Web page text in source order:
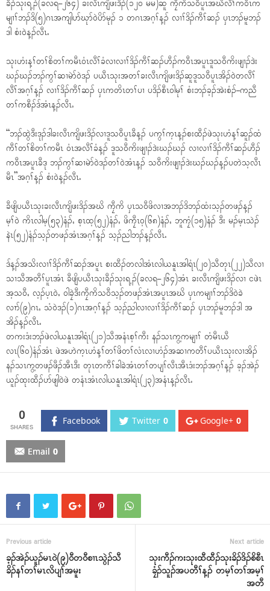
ခီၣ်သုးရ့ၣ်(ခလရ–၂၆၄) ခးလီၤကျိဖးဒိၣ်(၁၂၀ မမ)ဆူ ကၠီကိသ၀ီပူၤအဃိလီၢ်က၀ီၤက
မျၢၢ်ဘၣ်ဒိ(၅)ဂၤအကျါပာ်ဃုာ်၀ဲပိာ်မုၣ် ၁ တဂၤအဂ့ၢ်န့ၣ် လၢၢ်ဒိၣ်ကီၢ်ဆၣ် ၦၤဘၣ်မူဘၣ်
ဒါ စံး၀ဲန့ၣ်လီၤႉ
သုးဟံးန့ၢ်တၢ်စိတၢ်ကမီၤ၀ံၤလီၢ်ခံလၢလၢၢ်ဒိၣ်ကီၢ်ဆၣ်ဟီၣ်က၀ီၤအပူၤဒူသ၀ီကိးဖျၢၣ်ဒဲး
ဃၣ်ဃၣ်ဘၣ်ကွၢ်ဆၢမဲာ်၀ဲဒၣ် ပယီၤသုးအတၢ်ခးလီၤကျိဖးဒိၣ်ဆူဒူသ၀ီပူၤအိၣ်၀ဲတလီၢ်
လီၢ်အဂ့ၢ်န့ၣ် လၢၢ်ဒိၣ်ကီၢ်ဆၣ် ၦၤကတိၤတၢ်ပၢ ပဒိၣ်စီၤ၀ါမုၢ် စံးဘၣ်ခ့ၣ်အဲးစံၣ်–ကညီ
တၢ်ကစီၣ်ဒ်အံၤန့ၣ်လီၤႉ
“ဘၣ်ထွဲဒီးဒုၣ်ဒါခးလီၤကျိဖးဒိၣ်လၢဒူသ၀ီပူၤခီန့ၣ် ပကွၢ်က့ၤန့ၣ်စးထီၣ်ဖဲသုးဟံန့ၢ်ဆူၣ်ထံ
ကီၢ်တၢ်စိတၢ်ကမီၤ ၀ံၤအလီၢ်ခံန့ၣ် ဒူသ၀ီကိးဖျၢၣ်ဒဲးဃၣ်ဃၣ် လၢလၢၢ်ဒိၣ်ကီၢ်ဆၣ်ဟီၣ်
က၀ီၤအပူၤခီဒု ဘၣ်ကွၢ်ဆၢမဲာ်၀ဲဒၣ်တၢ်၀ဲအံၤန့ၣ် သ၀ီကိးဖျၢၣ်ဒဲးဃၣ်ဃၣ်န့ၣ်ပတဲသ့လီၤ
မီၤ”အဂ့ၢ်န့ၣ် စံး၀ဲန့ၣ်လီၤႉ
ခီဖျိပယီၤသုးခးလီၤကျိဖးဒိၣ်အဃိ ကၠီကိ ၦၤသ၀ီဖိလၢအဘၣ်ဒိဘၣ်ထံးသ့ၣ်တဖၣ်န့ၣ်
မ့ၢ်၀ဲ ကိၤလါမ့(၅၃)နံၣ်ႇ စ့ၤထ့(၅၂)နံၣ်ႇ ဖိကၠီၤ၀့(၆၈)နံၣ်ႇ ဘူကၠံ(၁၅)နံၣ် ဒီး မၣ်မ့ၤသဲၣ်
နဲၤ(၅၂)နံၣ်သ့ၣ်တဖၣ်အံၤအဂ့ၢ်န့ၣ် သ့ၣ်ညါဘၣ်န့ၣ်လီၤႉ
ဒ်န့ၣ်အသိးလၢၢ်ဒိၣ်ကီၢ်ဆၣ်အပူၤ စးထီၣ်တလါအံၤလါယနူၤအါရံၤ(၂၀)သီတုၤ(၂၂)သီလၢ
သၢသီအတီၢ်ပူၤအံၤ ခီဖျိပယီၤသုးခီၣ်သုးရ့ၣ်(ခလရ–၂၆၄)အံၤ ခးလီၤကျိဖးဒိၣ်လၢ ငဖဲၤ
အ့သ၀ီႇ လ့ၣ်ပ့ၤ၀ဲႇ ၀ါခၠဲဒီးကၠီကိသ၀ီသ့ၣ်တဖၣ်အံၤအပူၤအဃိ ၦၤကမျၢၢ်ဘၣ်ဒိ၀ဲခဲ
လၢာ်(၉)ဂၤႇ သံ၀ဲဒၣ်(၁)ဂၤအဂ့ၢ်န့ၣ် သ့ၣ်ညါလၢလၢၢ်ဒိၣ်ကီၢ်ဆၣ် ၦၤဘၣ်မူဘၣ်ဒါ အ
အိၣ်န့ၣ်လီၤႉ
တကးဒံးဘၣ်ဖဲလါယနူၤအါရံၤ(၂၁)သီအနံၤစ့ၢ်ကီး နၣ်သၤကွ့ကမျၢၢ် တံမီၤယီ
လၤ(၆၀)နံၣ်အံၤ ဖဲအဟဲက့ၤဟံန့ၢ်တၢ်ဖိတၢ်လံၤလၢဟံၣ်အဆၢကတီၢ်ပယီၤသုးလၢအိၣ်
နၣ်သၤကွ့တဖၣ်ဖီၣ်အီၤဒီး တုၤတကီၢ်ခါခဲအံၤတၢ်တပျၢ်လီၤအီၤဒံးဘၣ်အဂ့ၢ်န့ၣ် ခ့ၣ်အဲၣ်
ယူၣ်ထုးထီၣ်ပာ်ဖျါ၀ဲဖဲ တနံၤအံၤလါယနူၤအါရံၤ(၂၃)အနံၤန့ၣ်လီၤႉ
0 Facebook Twitter 0 Google+ 0
Email 0
Previous article
ခ့ၣ်အဲၣ်ယူၣ်မၤ၀ဲ(၉)၀ီတ၀ီစၢၤသွဲၣ်သီ
ခိၣ်နၢ်တၢ်မၤလိပျၢ်အမူး
Next article
သုးကီၣ်ကးသုးထီထီၣ်သုးခိၣ်ဒိၣ်စိစီၤ
ခၠံၣ်သူၣ်အပတီၢ်န့ၣ် တမ့ၢ်တၢ်အမ့ၢ်
အတီ